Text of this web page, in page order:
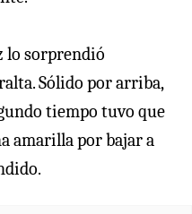
lo sorprendió
Sólido por arriba,
tiempo tuvo que
amarilla por bajar a